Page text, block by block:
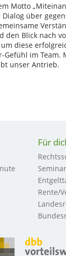
Motto
über
den Blick nach
diese
Gefühl im Team.
unser Antrieb.
Für
Rente/